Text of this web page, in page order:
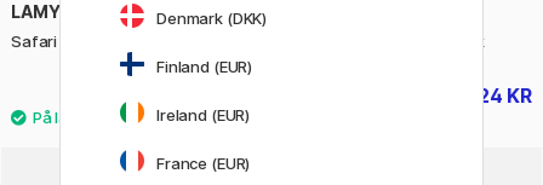
LAMY
Safari Mekanisk Blyant Safari Fyllepenn Neon Pink
224 KR
Denmark (DKK)
Finland (EUR)
Ireland (EUR)
France (EUR)